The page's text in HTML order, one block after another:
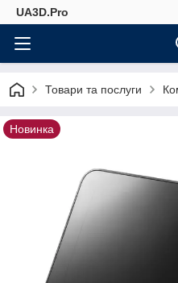
UA3D.Pro
Товари та послуги
Новинка